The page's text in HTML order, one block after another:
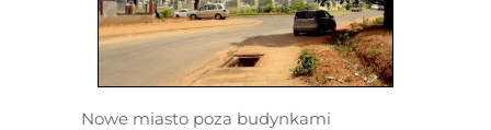
Nowe miasto poza budynkami